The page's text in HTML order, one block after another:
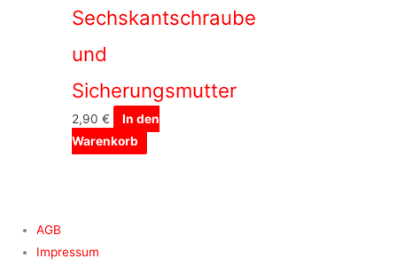
Sechskantschraube
und
Sicherungsmutter
2,90€
In den
Warenkorb
AGB
Impressum